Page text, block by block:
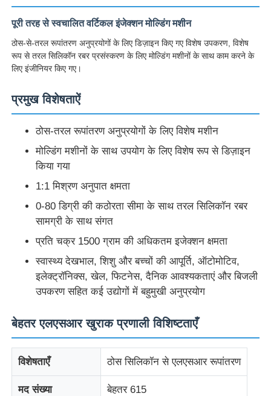
उत्पाद
पूरी तरह से स्वचालित वर्टिकल इंजेक्शन मोल्डिंग मशीन
ठोस-से-तरल रूपांतरण अनुप्रयोगों के लिए डिज़ाइन किए गए विशेष उपकरण, विशेष
रूप से तरल सिलिकॉन रबर प्रसंस्करण के लिए मोल्डिंग मशीनों के साथ काम करने के
लिए इंजीनियर किए गए।
प्रमुख विशेषताऐं
ठोस-तरल रूपांतरण अनुप्रयोगों के लिए विशेष मशीन
मोल्डिंग मशीनों के साथ उपयोग के लिए विशेष रूप से डिज़ाइन
किया गया
1:1 मिश्रण अनुपात क्षमता
0-80 डिग्री की कठोरता सीमा के साथ तरल सिलिकॉन रबर
सामग्री के साथ संगत
प्रति चक्र 1500 ग्राम की अधिकतम इजेक्शन क्षमता
स्वास्थ्य देखभाल, शिशु और बच्चों की आपूर्ति, ऑटोमोटिव,
इलेक्ट्रॉनिक्स, खेल, फिटनेस, दैनिक आवश्यकताएं और बिजली
उपकरण सहित कई उद्योगों में बहुमुखी अनुप्रयोग
बेहतर एलएसआर खुराक प्रणाली विशिष्टताएँ
विशेषताएँ ठोस सिलिकॉन से एलएसआर रूपांतरण
मद संख्या बेहतर 615